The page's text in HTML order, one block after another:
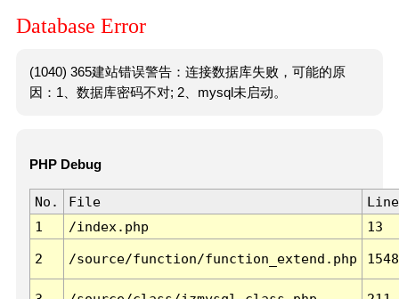
Database Error
(1040) 365建站错误警告：连接数据库失败，可能的原
因：1、数据库密码不对; 2、mysql未启动。
PHP Debug
No. File
Line
1
/index.php 13
2 /source/function/function_extend.php 1548